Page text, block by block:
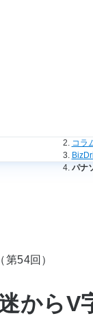
コラ
パナ
54回）
からV